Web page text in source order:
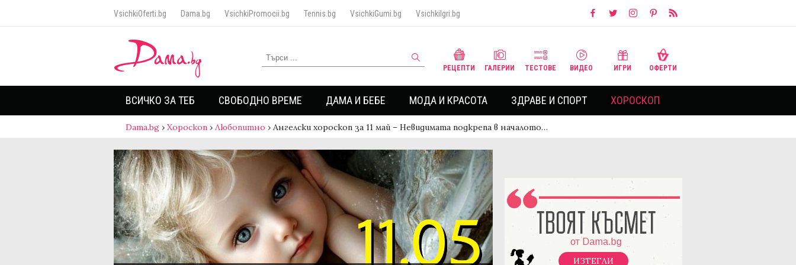
VsichkiOferti.bg Dama.bg VsichkiPromocii.bg Tennis.bg VsichkiGumi.bg VsichkiIgri.bg
РЕЦЕПТИ ГАЛЕРИИ ТЕСТОВЕ ВИДЕО ИГРИ ОФЕРТИ
ВСИЧКО ЗА ТЕБ СВОБОДНО ВРЕМЕ ДАМА И БЕБЕ МОДА И КРАСОТА ЗДРАВЕ И СПОРТ ХОРОСКОП
Dama.bg › Хороскоп › Любопитно › Ангелски хороскоп за 11 май – Невидимата подкрепа в началото…
ИЗТЕГЛИ